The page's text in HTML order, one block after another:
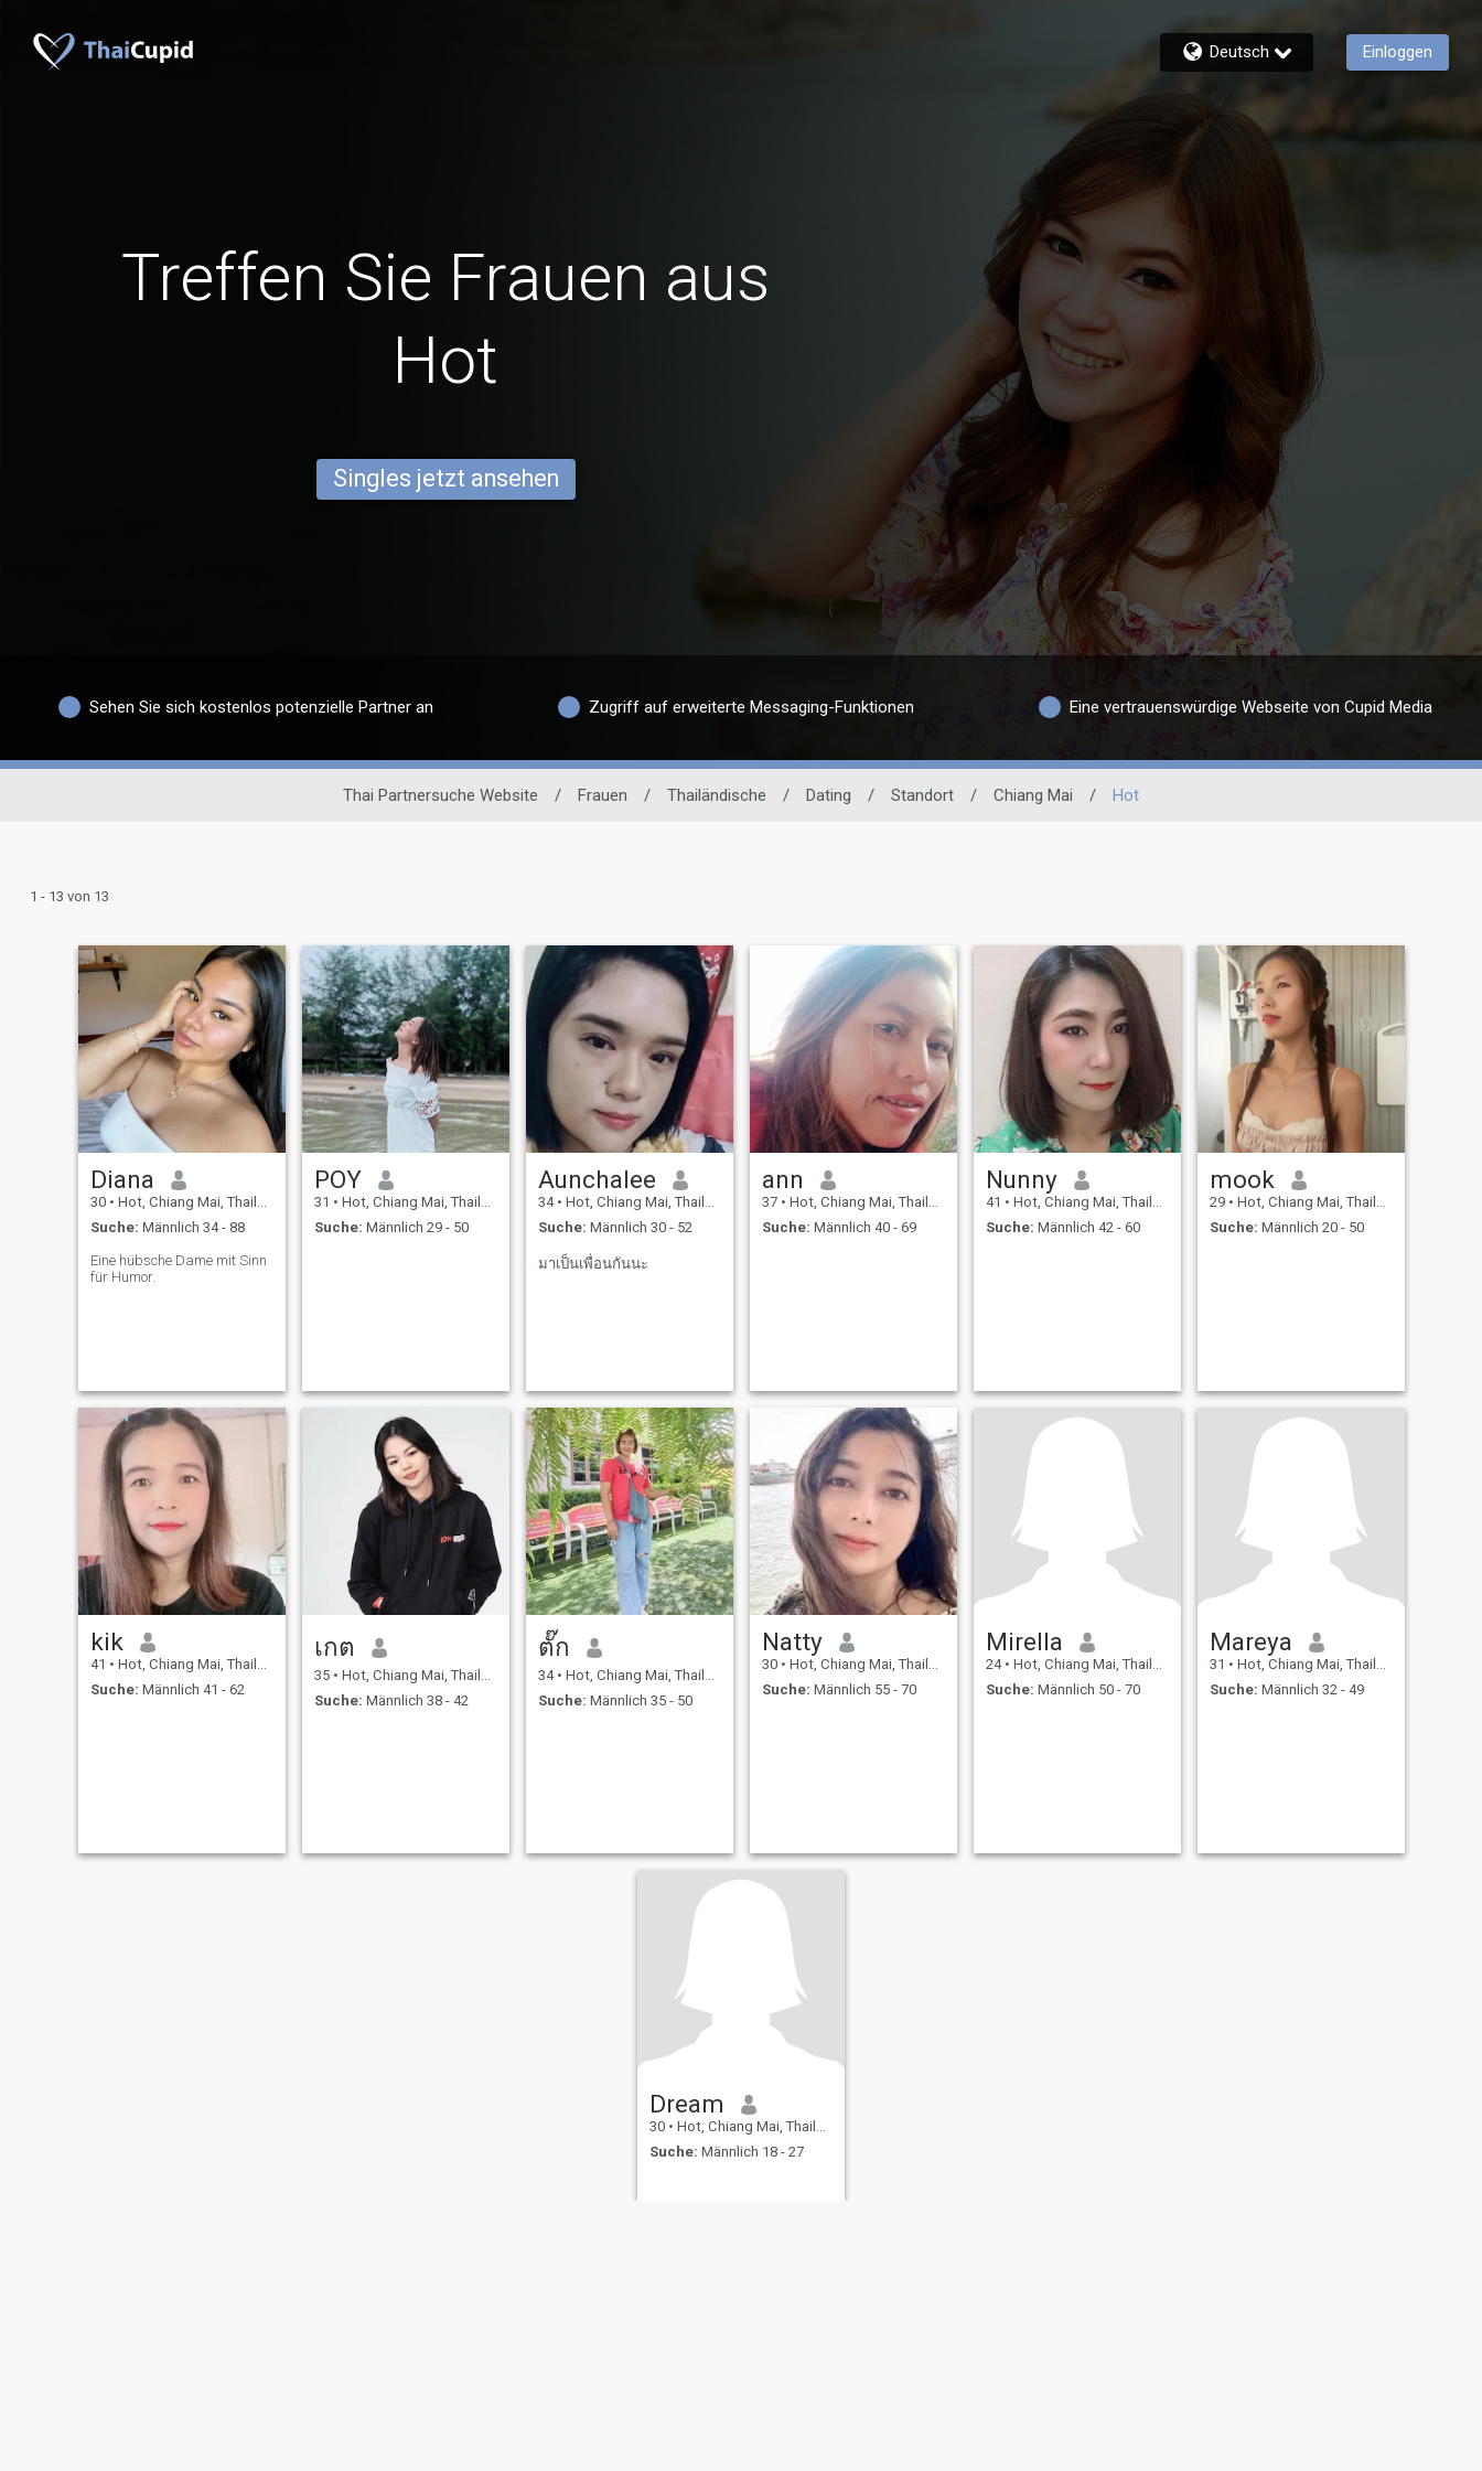
Deutsch Einloggen
Treffen Sie Frauen aus
Hot
Singles jetzt ansehen
Sehen Sie sich kostenlos potenzielle Partner an Zugriff auf erweiterte Messaging-Funktionen Eine vertrauenswürdige Webseite von Cupid Media
Thai Partnersuche Website / Frauen / Thailändische / Dating / Standort / Chiang Mai / Hot
1 - 13 von 13
Diana
30 • Hot, Chiang Mai, Thailand
Suche: Männlich 34 - 88
Eine hübsche Dame mit Sinn
für Humor.
POY
31 • Hot, Chiang Mai, Thailand
Suche: Männlich 29 - 50
Aunchalee
34 • Hot, Chiang Mai, Thailand
Suche: Männlich 30 - 52
มาเป็นเพื่อนกันนะ
ann
37 • Hot, Chiang Mai, Thailand
Suche: Männlich 40 - 69
Nunny
41 • Hot, Chiang Mai, Thailand
Suche: Männlich 42 - 60
mook
29 • Hot, Chiang Mai, Thailand
Suche: Männlich 20 - 50
kik
41 • Hot, Chiang Mai, Thailand
Suche: Männlich 41 - 62
เกต
35 • Hot, Chiang Mai, Thailand
Suche: Männlich 38 - 42
ตั๊ก
34 • Hot, Chiang Mai, Thailand
Suche: Männlich 35 - 50
Natty
30 • Hot, Chiang Mai, Thailand
Suche: Männlich 55 - 70
Mirella
24 • Hot, Chiang Mai, Thailand
Suche: Männlich 50 - 70
Mareya
31 • Hot, Chiang Mai, Thailand
Suche: Männlich 32 - 49
Dream
30 • Hot, Chiang Mai, Thailand
Suche: Männlich 18 - 27